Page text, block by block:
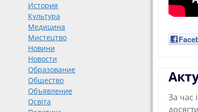
История
Культура
Медицина
Мистецтво
Новини
Новости
Образование
Общество
Объявление
Освіта
За час